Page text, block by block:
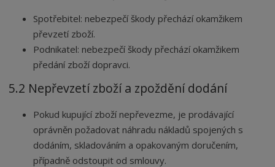
Spotřebitel: nebezpečí škody přechází okamžikem
převzetí zboží.
Podnikatel: nebezpečí škody přechází okamžikem
předání zboží dopravci.
5.2 Nepřevzetí zboží a zpoždění dodání
Pokud kupující zboží nepřevezme, je prodávající
oprávněn požadovat náhradu nákladů spojených s
dodáním, skladováním a opakovaným doručením,
případně odstoupit od smlouvy.